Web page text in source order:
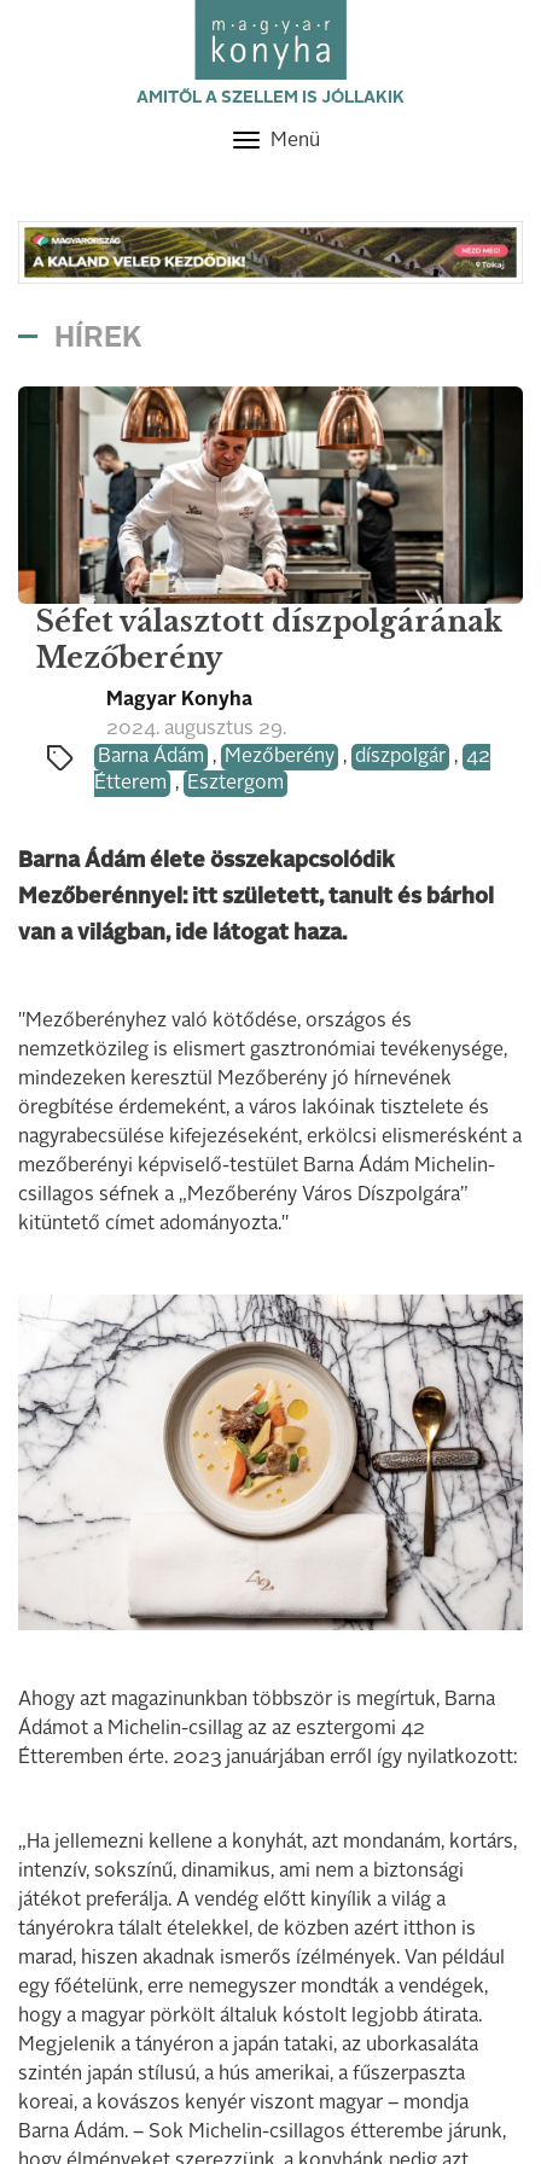
AMITŐL A SZELLEM IS JÓLLAKIK
Toggle
Menü
HÍREK
Séfet választott díszpolgárának
Mezőberény
Magyar Konyha
2024. augusztus 29.
Barna Ádám , Mezőberény , díszpolgár , 42
Étterem , Esztergom
Barna Ádám élete összekapcsolódik
Mezőberénnyel: itt született, tanult és bárhol
van a világban, ide látogat haza.
"Mezőberényhez való kötődése, országos és
nemzetközileg is elismert gasztronómiai tevékenysége,
mindezeken keresztül Mezőberény jó hírnevének
öregbítése érdemeként, a város lakóinak tisztelete és
nagyrabecsülése kifejezéseként, erkölcsi elismerésként a
mezőberényi képviselő-testület Barna Ádám Michelin-
csillagos séfnek a „Mezőberény Város Díszpolgára”
kitüntető címet adományozta."
Ahogy azt magazinunkban többször is megírtuk, Barna
Ádámot a Michelin-csillag az az esztergomi 42
Étteremben érte. 2023 januárjában erről így nyilatkozott:
„Ha jellemezni kellene a konyhát, azt mondanám, kortárs,
intenzív, sokszínű, dinamikus, ami nem a biztonsági
játékot preferálja. A vendég előtt kinyílik a világ a
tányérokra tálalt ételekkel, de közben azért itthon is
marad, hiszen akadnak ismerős ízélmények. Van például
egy főételünk, erre nemegyszer mondták a vendégek,
hogy a magyar pörkölt általuk kóstolt legjobb átirata.
Megjelenik a tányéron a japán tataki, az uborkasaláta
szintén japán stílusú, a hús amerikai, a fűszerpaszta
koreai, a kovászos kenyér viszont magyar – mondja
Barna Ádám. – Sok Michelin-csillagos étterembe járunk,